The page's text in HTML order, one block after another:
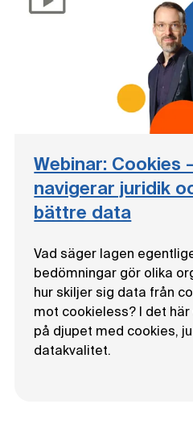
Webinar: Cookies
navigerar juridik
bättre data
Vad säger lagen
bedömningar gör olika
hur skiljer sig data från
mot cookieless? I det
på djupet med cookies,
datakvalitet.